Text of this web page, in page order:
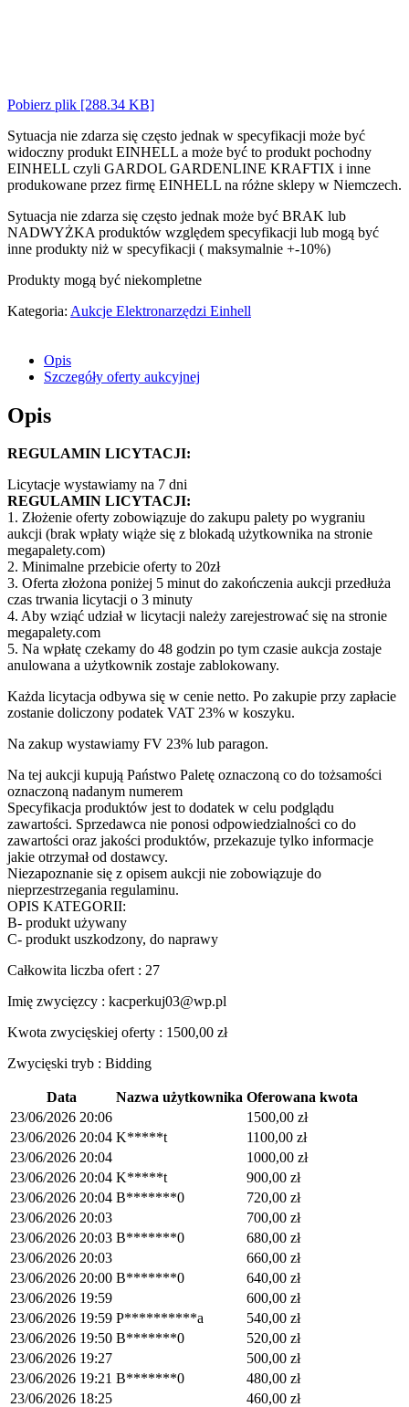
Pobierz plik [288.34 KB]
Sytuacja nie zdarza się często jednak w specyfikacji może być
widoczny produkt EINHELL a może być to produkt pochodny
EINHELL czyli GARDOL GARDENLINE KRAFTIX i inne
produkowane przez firmę EINHELL na różne sklepy w Niemczech.
Sytuacja nie zdarza się często jednak może być BRAK lub
NADWYŻKA produktów względem specyfikacji lub mogą być
inne produkty niż w specyfikacji ( maksymalnie +-10%)
Produkty mogą być niekompletne
Kategoria: Aukcje Elektronarzędzi Einhell
Opis
Szczegóły oferty aukcyjnej
Opis
REGULAMIN LICYTACJI:
Licytacje wystawiamy na 7 dni
REGULAMIN LICYTACJI:
1. Złożenie oferty zobowiązuje do zakupu palety po wygraniu
aukcji (brak wpłaty wiąże się z blokadą użytkownika na stronie
megapalety.com)
2. Minimalne przebicie oferty to 20zł
3. Oferta złożona poniżej 5 minut do zakończenia aukcji przedłuża
czas trwania licytacji o 3 minuty
4. Aby wziąć udział w licytacji należy zarejestrować się na stronie
megapalety.com
5. Na wpłatę czekamy do 48 godzin po tym czasie aukcja zostaje
anulowana a użytkownik zostaje zablokowany.
Każda licytacja odbywa się w cenie netto. Po zakupie przy zapłacie
zostanie doliczony podatek VAT 23% w koszyku.
Na zakup wystawiamy FV 23% lub paragon.
Na tej aukcji kupują Państwo Paletę oznaczoną co do tożsamości
oznaczoną nadanym numerem
Specyfikacja produktów jest to dodatek w celu podglądu
zawartości. Sprzedawca nie ponosi odpowiedzialności co do
zawartości oraz jakości produktów, przekazuje tylko informacje
jakie otrzymał od dostawcy.
Niezapoznanie się z opisem aukcji nie zobowiązuje do
nieprzestrzegania regulaminu.
OPIS KATEGORII:
B- produkt używany
C- produkt uszkodzony, do naprawy
Całkowita liczba ofert : 27
Imię zwycięzcy : kacperkuj03@wp.pl
Kwota zwycięskiej oferty : 1500,00 zł
Zwycięski tryb : Bidding
Data Nazwa użytkownika Oferowana kwota
23/06/2026 20:06
1500,00 zł
23/06/2026 20:04 K*****t 1100,00 zł
23/06/2026 20:04
1000,00 zł
23/06/2026 20:04 K*****t 900,00 zł
23/06/2026 20:04 B*******0 720,00 zł
23/06/2026 20:03
700,00 zł
23/06/2026 20:03 B*******0 680,00 zł
23/06/2026 20:03
660,00 zł
23/06/2026 20:00 B*******0 640,00 zł
23/06/2026 19:59
600,00 zł
23/06/2026 19:59 P**********a 540,00 zł
23/06/2026 19:50 B*******0 520,00 zł
23/06/2026 19:27
500,00 zł
23/06/2026 19:21 B*******0 480,00 zł
23/06/2026 18:25
460,00 zł